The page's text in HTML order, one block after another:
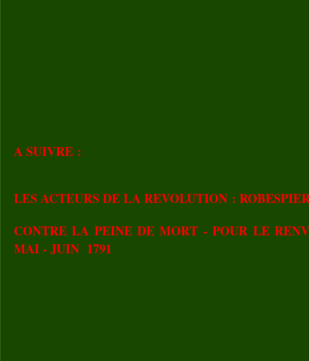
A SUIVRE :
LES ACTEURS DE LA REVOLUTION :
CONTRE LA PEINE DE MORT - POUR LE
MAI - JUIN 1791